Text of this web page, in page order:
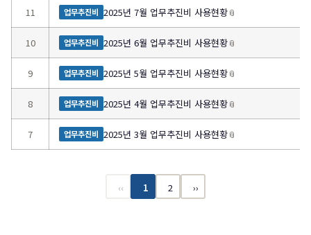
11 업무추진비 2025년 7월 업무추진비 사용현황📎
10 업무추진비 2025년 6월 업무추진비 사용현황📎
9 업무추진비 2025년 5월 업무추진비 사용현황📎
8 업무추진비 2025년 4월 업무추진비 사용현황📎
7 업무추진비 2025년 3월 업무추진비 사용현황📎
‹‹ 1 2 ››